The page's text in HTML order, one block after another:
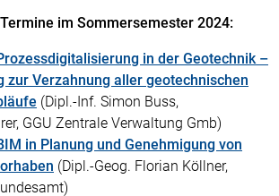
im Sommersemester 2024:
in der Geotechnik –
zur Verzahnung aller geotechnischen
(Dipl.-Inf. Simon Buss,
GGU Zentrale Verwaltung Gmb)
in Planung und Genehmigung von
(Dipl.-Geog. Florian Köllner,